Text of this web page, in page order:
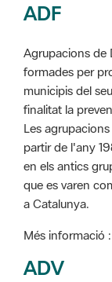
ADF
Agrupacions de
formades per
municipis del
finalitat la
Les
partir de l'any
en els antics
que es varen
a Catalunya.
Més informació :
ADV